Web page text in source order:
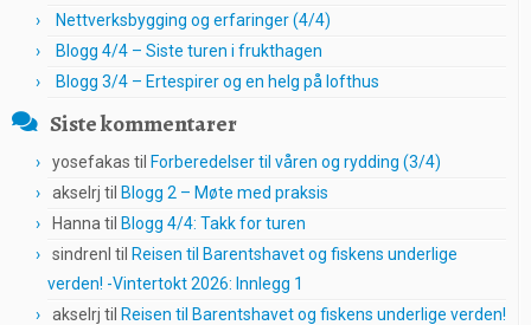
Nettverksbygging og erfaringer (4/4)
Blogg 4/4 – Siste turen i frukthagen
Blogg 3/4 – Ertespirer og en helg på lofthus
Siste kommentarer
yosefakas til Forberedelser til våren og rydding (3/4)
akselrj til Blogg 2 – Møte med praksis
Hanna til Blogg 4/4: Takk for turen
sindrenl til Reisen til Barentshavet og fiskens underlige
verden! -Vintertokt 2026: Innlegg 1
akselrj til Reisen til Barentshavet og fiskens underlige verden!